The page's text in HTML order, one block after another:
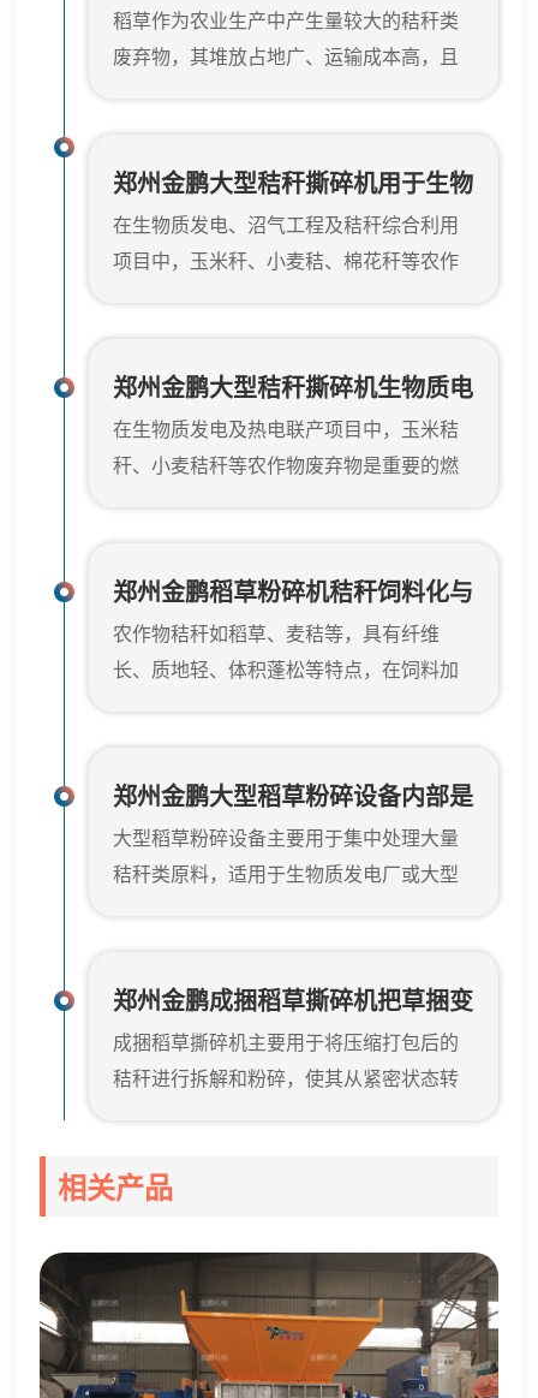
容处理流程中的应用配置
稻草作为农业生产中产生量较大的秸秆类
废弃物，其堆放占地广、运输成本高，且
源化利用项目中，稻草的预处理环节通常
需要通过减容破碎来降低运输和仓储成
本，并为后续加工提供粒度合适的物料。
郑州金鹏机械设备有限公司针对稻草等农
业秸秆类物料，推荐采用双轴撕碎机进行
粗破减容处理。稻草虽然质地较软，但成
块等杂质，双轴撕碎机的低速高扭矩剪切...
郑州金鹏大型秸秆撕碎机用于生物
质原料粗破预处理的工程应用
在生物质发电、沼气工程及秸秆综合利用
项目中，玉米秆、小麦秸、棉花秆等农作
大、纤维韧性强、夹杂尘土杂物多。若直
接进入锅炉给料系统或厌氧发酵罐，极易
造成输送堵塞、燃烧不均或反应器结壳。
大型秸秆撕碎机在此类场景中承担着粗破
预处理任务，将长杆状秸秆破碎成10–
30cm的短节料，改善物料流动性与堆积密
适宜条件。针对秸秆物料量大、杂...
郑州金鹏大型秸秆撕碎机生物质电
厂燃料预处理配置方案
在生物质发电及热电联产项目中，玉米秸
秆、小麦秸秆等农作物废弃物是重要的燃
低，且常伴有泥土杂质，直接运输成本
高，且在锅炉给料系统中易出现架桥、堵
塞现象。郑州金鹏机械设备有限公司针对
此类工况，开发了大型秸秆撕碎机，主要
采用双轴剪切结构，旨在实现秸秆的 减容
与形态规整化，满足连续上料需求。该设
转，产生巨大的剪切力和撕裂力。当...
郑州金鹏稻草粉碎机秸秆饲料化与
生物质燃料预粉碎配置
农作物秸秆如稻草、麦秸等，具有纤维
长、质地轻、体积蓬松等特点，在饲料加
先需要对其进行有效的切断和减容处理。
传统的铡草机在处理量大或物料含水率较
高时，容易出现堵塞或出料不均的问题。
郑州金鹏机械设备有限公司针对这一需
求，开发了适用于秸秆类物料的螺旋撕碎
机，即稻草粉碎机，旨在提供稳定、 的预
作用，将松散的稻草强制送入破碎腔，...
郑州金鹏大型稻草粉碎设备内部是
怎么运转的
大型稻草粉碎设备主要用于集中处理大量
秸秆类原料，适用于生物质发电厂或大型
续进入的草捆稳定拆解并粉碎。从结构上
看，进料部分通常由链板输送系统组成，
用于承接装载机送入的整捆稻草。链板能
够控制进料节奏，使物料均匀进入破碎区
域。实际运行时，内部转子开始高速旋
转，配合多组刀具对物料进行切削和撕
结构，随后通过持续冲击逐步变成粗料。
郑州金鹏成捆稻草撕碎机把草捆变
成啥样
成捆稻草撕碎机主要用于将压缩打包后的
秸秆进行拆解和粉碎，使其从紧密状态转
步。在原料堆场中，草捆通常形状不规
载机将草捆送入进料区域，通过链板或滚
筒结构逐步推进，避免一次性堆积造成卡
顿。在处理过程中，设备内部的转子开始
工作，刀具先将捆扎结构撕开，再对内部
相关产品